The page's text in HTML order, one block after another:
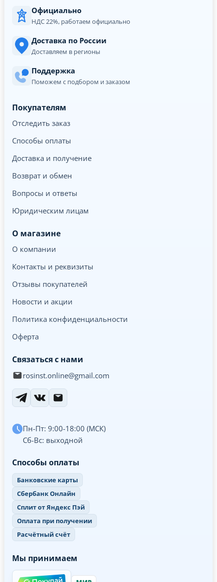
Официально
НДС 22%, работаем официально
Доставка по России
Доставляем в регионы
Поддержка
Поможем с подбором и заказом
Покупателям
Отследить заказ
Способы оплаты
Доставка и получение
Возврат и обмен
Вопросы и ответы
Юридическим лицам
О магазине
О компании
Контакты и реквизиты
Отзывы покупателей
Новости и акции
Политика конфиденциальности
Оферта
Связаться с нами
rosinst.online@gmail.com
Пн-Пт: 9:00-18:00 (МСК)
Сб-Вс: выходной
Способы оплаты
Банковские карты
Сбербанк Онлайн
Сплит от Яндекс Пэй
Оплата при получении
Расчётный счёт
Мы принимаем